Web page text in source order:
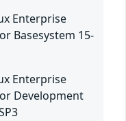
Enterprise
Basesystem 15-
Enterprise
Development